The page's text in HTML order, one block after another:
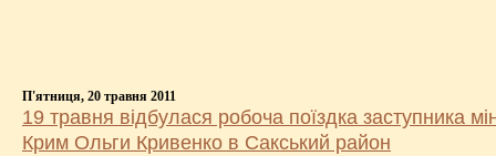
П'ятниця, 20 травня 2011
19 травня відбулася робоча поїздка заступника
Крим Ольги Кривенко в Сакський район